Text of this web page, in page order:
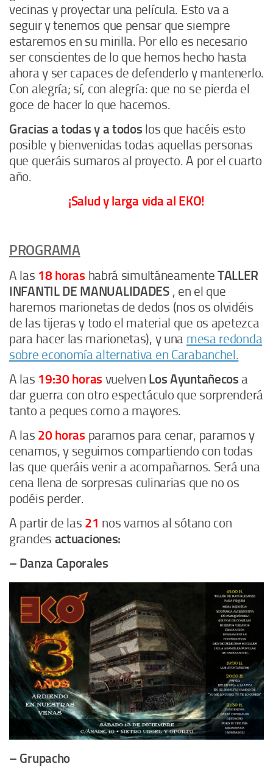
vecinas y proyectar una película. Esto va a
seguir y tenemos que pensar que siempre
estaremos en su mirilla. Por ello es necesario
ser conscientes de lo que hemos hecho hasta
ahora y ser capaces de defenderlo y mantenerlo.
Con alegría; sí, con alegría: que no se pierda el
goce de hacer lo que hacemos.
Gracias a todas y a todos los que hacéis esto
posible y bienvenidas todas aquellas personas
que queráis sumaros al proyecto. A por el cuarto
año.
¡Salud y larga vida al EKO!
PROGRAMA
A las 18 horas habrá simultáneamente TALLER
INFANTIL DE MANUALIDADES, en el que
haremos marionetas de dedos (nos os olvidéis
de las tijeras y todo el material que os apetezca
para hacer las marionetas), y una mesa redonda
sobre economía alternativa en Carabanchel.
A las 19:30 horas vuelven Los Ayuntañecos a
dar guerra con otro espectáculo que sorprenderá
tanto a peques como a mayores.
A las 20 horas paramos para cenar, paramos y
cenamos, y seguimos compartiendo con todas
las que queráis venir a acompañarnos. Será una
cena llena de sorpresas culinarias que no os
podéis perder.
A partir de las 21 nos vamos al sótano con
grandes actuaciones:
– Danza Caporales
– Grupacho